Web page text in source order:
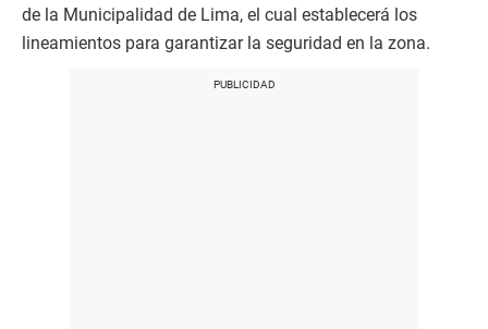
de la Municipalidad de Lima, el cual establecerá los
lineamientos para garantizar la seguridad en la zona.